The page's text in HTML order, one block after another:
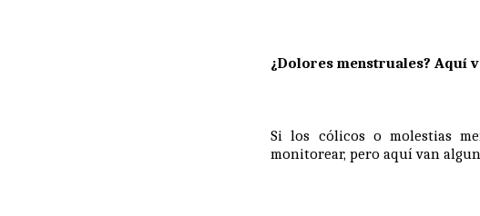
¿Dolores menstruales? Aquí
Si los cólicos o molestias
monitorear, pero aquí van